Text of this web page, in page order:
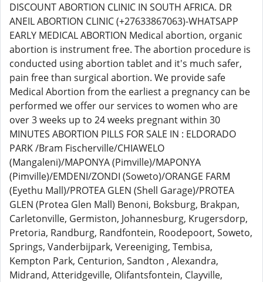
DISCOUNT ABORTION CLINIC IN SOUTH AFRICA. DR
ANEIL ABORTION CLINIC (+27633867063)-WHATSAPP
EARLY MEDICAL ABORTION Medical abortion, organic
abortion is instrument free. The abortion procedure is
conducted using abortion tablet and it's much safer,
pain free than surgical abortion. We provide safe
Medical Abortion from the earliest a pregnancy can be
performed we offer our services to women who are
over 3 weeks up to 24 weeks pregnant within 30
MINUTES ABORTION PILLS FOR SALE IN : ELDORADO
PARK /Bram Fischerville/CHIAWELO
(Mangaleni)/MAPONYA (Pimville)/MAPONYA
(Pimville)/EMDENI/ZONDI (Soweto)/ORANGE FARM
(Eyethu Mall)/PROTEA GLEN (Shell Garage)/PROTEA
GLEN (Protea Glen Mall) Benoni, Boksburg, Brakpan,
Carletonville, Germiston, Johannesburg, Krugersdorp,
Pretoria, Randburg, Randfontein, Roodepoort, Soweto,
Springs, Vanderbijpark, Vereeniging, Tembisa,
Kempton Park, Centurion, Sandton , Alexandra,
Midrand, Atteridgeville, Olifantsfontein, Clayville,